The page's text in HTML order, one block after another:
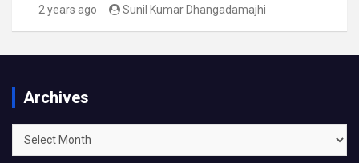
2 years ago Sunil Kumar Dhangadamajhi
Archives
Archives